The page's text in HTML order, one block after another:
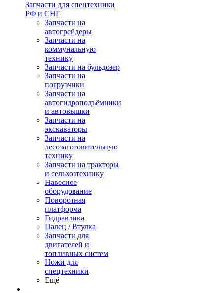
Запчасти для спецтехники
РФ и СНГ
Запчасти на
автогрейдеры
Запчасти на
коммунальную
технику
Запчасти на бульдозер
Запчасти на
погрузчики
Запчасти на
автогидроподъёмники
и автовышки
Запчасти на
экскаваторы
Запчасти на
лесозаготовительную
технику
Запчасти на тракторы
и сельхозтехнику
Навесное
оборудование
Поворотная
платформа
Гидравлика
Палец / Втулка
Запчасти для
двигателей и
топливных систем
Ножи для
спецтехники
Ещё